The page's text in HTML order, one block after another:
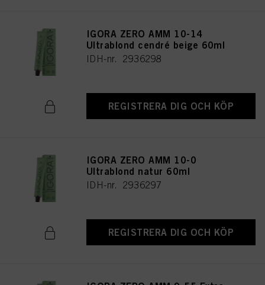
IGORA ZERO AMM 10-14
Ultrablond cendré beige 60ml
IDH-nr. 2936298
REGISTRERA DIG OCH KÖP
IGORA ZERO AMM 10-0
Ultrablond natur 60ml
IDH-nr. 2936297
REGISTRERA DIG OCH KÖP